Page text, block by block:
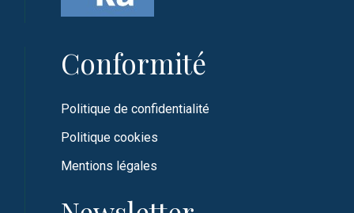
Conformité
Politique de confidentialité
Politique cookies
Mentions légales